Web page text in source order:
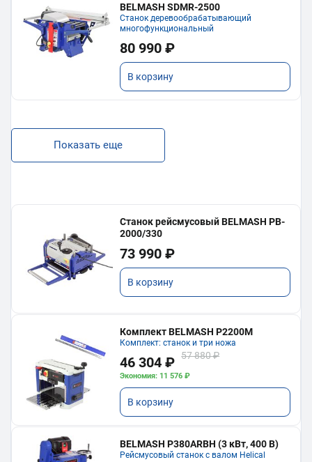
BELMASH SDMR-2500
Станок деревообрабатывающий
многофункциональный
80 990 ₽
В корзину
Показать еще
Станок рейсмусовый BELMASH PB-
2000/330
73 990 ₽
В корзину
Комплект BELMASH P2200M
Комплект: станок и три ножа
46 304 ₽ 57 880 ₽
Экономия: 11 576 ₽
В корзину
BELMASH P380ARBH (3 кВт, 400 В)
Рейсмусовый станок с валом Helical